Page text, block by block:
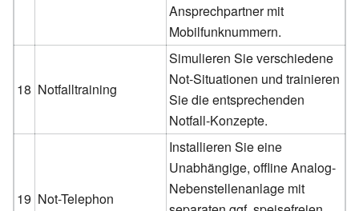
Ansprechpartner mit
Mobilfunknummern.
18 Notfalltraining
Simulieren Sie verschiedene
Not-Situationen und trainieren
Sie die entsprechenden
Notfall-Konzepte.
19 Not-Telephon
Installieren Sie eine
Unabhängige, offline Analog-
Nebenstellenanlage mit